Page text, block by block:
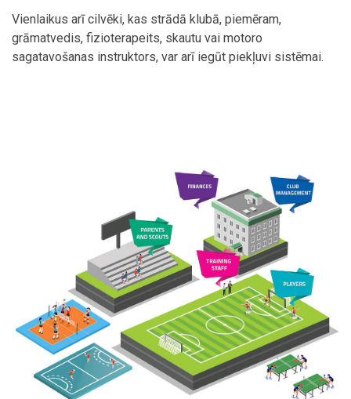
Vienlaikus arī cilvēki, kas strādā klubā, piemēram,
grāmatvedis, fizioterapeits, skautu vai motoro
sagatavošanas instruktors, var arī iegūt piekļuvi sistēmai.